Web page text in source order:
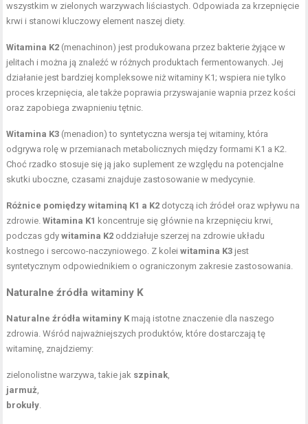
wszystkim w zielonych warzywach liściastych. Odpowiada za krzepnięcie
krwi i stanowi kluczowy element naszej diety.
Witamina K2 (menachinon) jest produkowana przez bakterie żyjące w
jelitach i można ją znaleźć w różnych produktach fermentowanych. Jej
działanie jest bardziej kompleksowe niż witaminy K1; wspiera nie tylko
proces krzepnięcia, ale także poprawia przyswajanie wapnia przez kości
oraz zapobiega zwapnieniu tętnic.
Witamina K3 (menadion) to syntetyczna wersja tej witaminy, która
odgrywa rolę w przemianach metabolicznych między formami K1 a K2.
Choć rzadko stosuje się ją jako suplement ze względu na potencjalne
skutki uboczne, czasami znajduje zastosowanie w medycynie.
Różnice pomiędzy witaminą K1 a K2 dotyczą ich źródeł oraz wpływu na
zdrowie.Witamina K1 koncentruje się głównie na krzepnięciu krwi,
podczas gdywitamina K2 oddziałuje szerzej na zdrowie układu
kostnego i sercowo-naczyniowego. Z koleiwitamina K3 jest
syntetycznym odpowiednikiem o ograniczonym zakresie zastosowania.
Naturalne źródła witaminy K
Naturalne źródła witaminy K mają istotne znaczenie dla naszego
zdrowia. Wśród najważniejszych produktów, które dostarczają tę
witaminę, znajdziemy:
zielonolistne warzywa, takie jak szpinak,
jarmuż,
brokuły.